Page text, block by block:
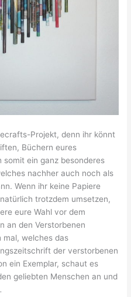
Projekt, denn ihr könnt
Büchern eures
ein ganz besonderes
nachher auch noch als
Wenn ihr keine Papiere
trotzdem umsetzen,
eure Wahl vor dem
an den Verstorbenen
mal, welches das
der verstorbenen
ein Exemplar, schaut es
geliebten Menschen an und